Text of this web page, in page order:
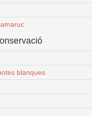
blanques